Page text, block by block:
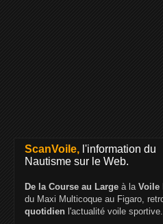
ScanVoile, l'information du
Nautisme sur le Web.
De la Course au Large à la Voile
du Maxi Multicoque au Figaro,
quotidien l'actualité voile sportive.